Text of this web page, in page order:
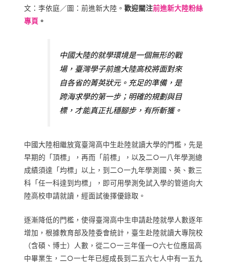
文：李依庭／圖：前進新大陸。歡迎關注前進新大陸粉絲
專頁 。
中國大陸的就學環境是一個無形的戰
場，臺灣學子前進大陸高校將面對來
自各省的菁英狀元。充足的準備，是
跨海求學的第一步；明確的規劃與目
標，才能真正扎穩腳步，有所斬獲。
中國大陸相繼放寬臺灣高中生赴陸就讀大學的門檻，先是
早期的「頂標」，再而「前標」，以及二○一八年學測總
成績須達「均標」以上，到二○一九年學測國、英、數三
科「任一科達到均標」，即可用學測免試入學的管道向大
陸高校申請就讀，經面試後擇優錄取。
逐漸降低的門檻，使得臺灣高中生申請赴陸就學人數逐年
增加，根據教育部及陸委會統計，臺生赴陸就讀大專院校
（含碩、博士）人數，從二○一三年僅一○六七位應屆高
中畢業生，二○一七年已經成長到二五六七人中有一五九